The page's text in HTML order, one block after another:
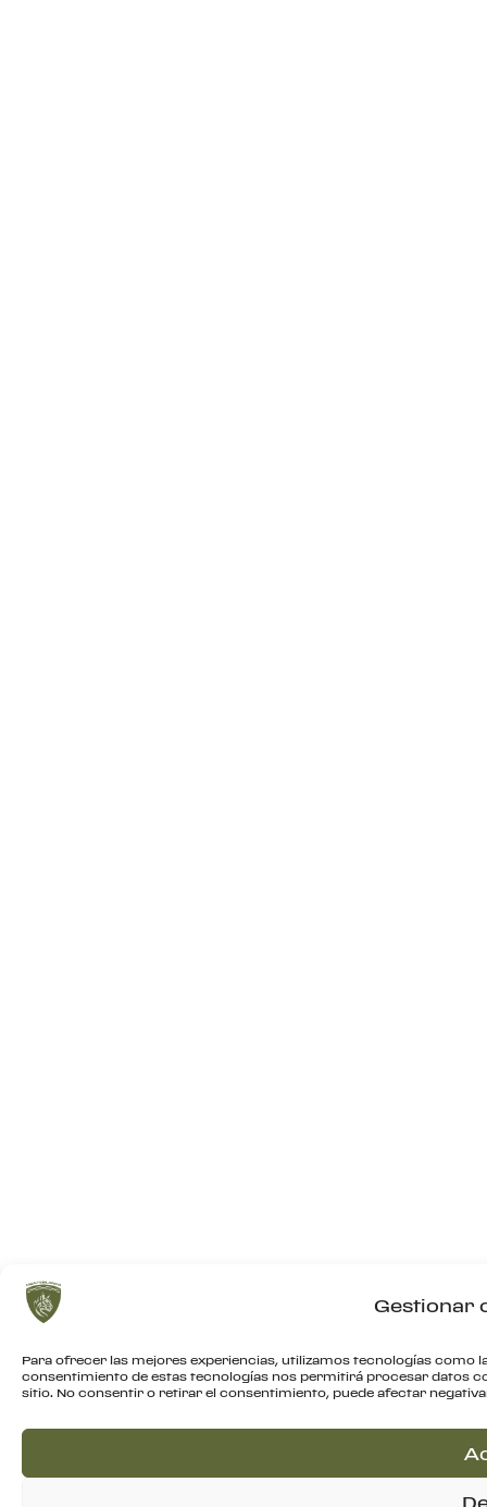
Gestionar
Para ofrecer las mejores experiencias, utilizamos tecnologías como
consentimiento de estas tecnologías nos permitirá procesar datos
sitio. No consentir o retirar el consentimiento, puede afectar